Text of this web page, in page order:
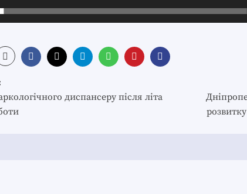
диспансеру після літа